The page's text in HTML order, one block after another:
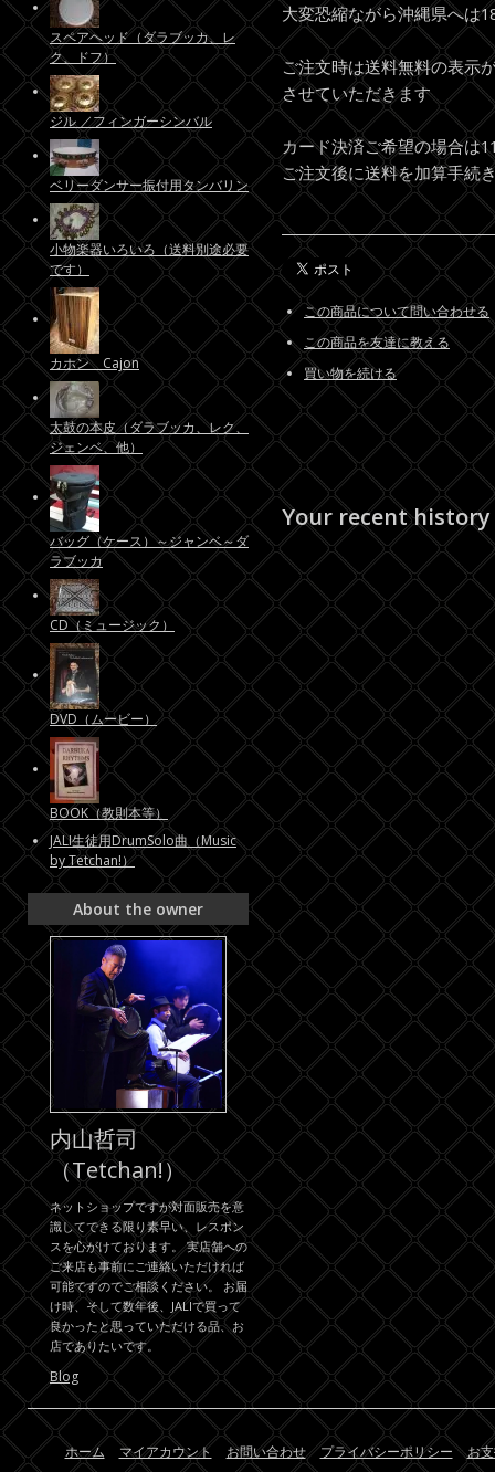
大変恐縮ながら沖縄県へは
ご注文時は送料無料の表示
させていただきます
カード決済ご希望の場合
ご注文後に送料を加算手続
この商品について問い合わせる
この商品を友達に教える
買い物を続ける
Your recent history
スペアヘッド（ダラブッカ、レ
ク、ドフ）
ジル ／フィンガーシンバル
ベリーダンサー振付用タンバリン
小物楽器いろいろ（送料別途必要
です）
カホン Cajon
太鼓の本皮（ダラブッカ、レク、
ジェンベ、他）
バッグ（ケース）～ジャンベ～ダ
ラブッカ
CD（ミュージック）
DVD（ムービー）
BOOK（教則本等）
JALI生徒用DrumSolo曲（Music
by Tetchan!）
About the owner
内山哲司
（Tetchan!）
ネットショップですが対面販売を意
識してできる限り素早い、レスポン
スを心がけております。 実店舗への
ご来店も事前にご連絡いただければ
可能ですのでご相談ください。 お届
け時、そして数年後、JALIで買って
良かったと思っていただける品、お
店でありたいです。
Blog
ホーム マイアカウント お問い合わせ プライバシーポリシー お